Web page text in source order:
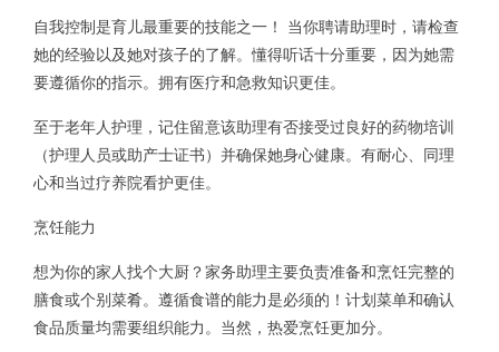
自我控制是育儿最重要的技能之一！ 当你聘请助理时，请检查
她的经验以及她对孩子的了解。懂得听话十分重要，因为她需
要遵循你的指示。拥有医疗和急救知识更佳。
至于老年人护理，记住留意该助理有否接受过良好的药物培训
（护理人员或助产士证书）并确保她身心健康。有耐心、同理
心和当过疗养院看护更佳。
烹饪能力
想为你的家人找个大厨？家务助理主要负责准备和烹饪完整的
膳食或个别菜肴。遵循食谱的能力是必须的！计划菜单和确认
食品质量均需要组织能力。当然，热爱烹饪更加分。